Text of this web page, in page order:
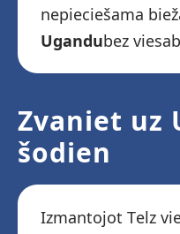
nepieciešama
Ugandubez
Zvaniet uz
šodien
Izmantojot Telz